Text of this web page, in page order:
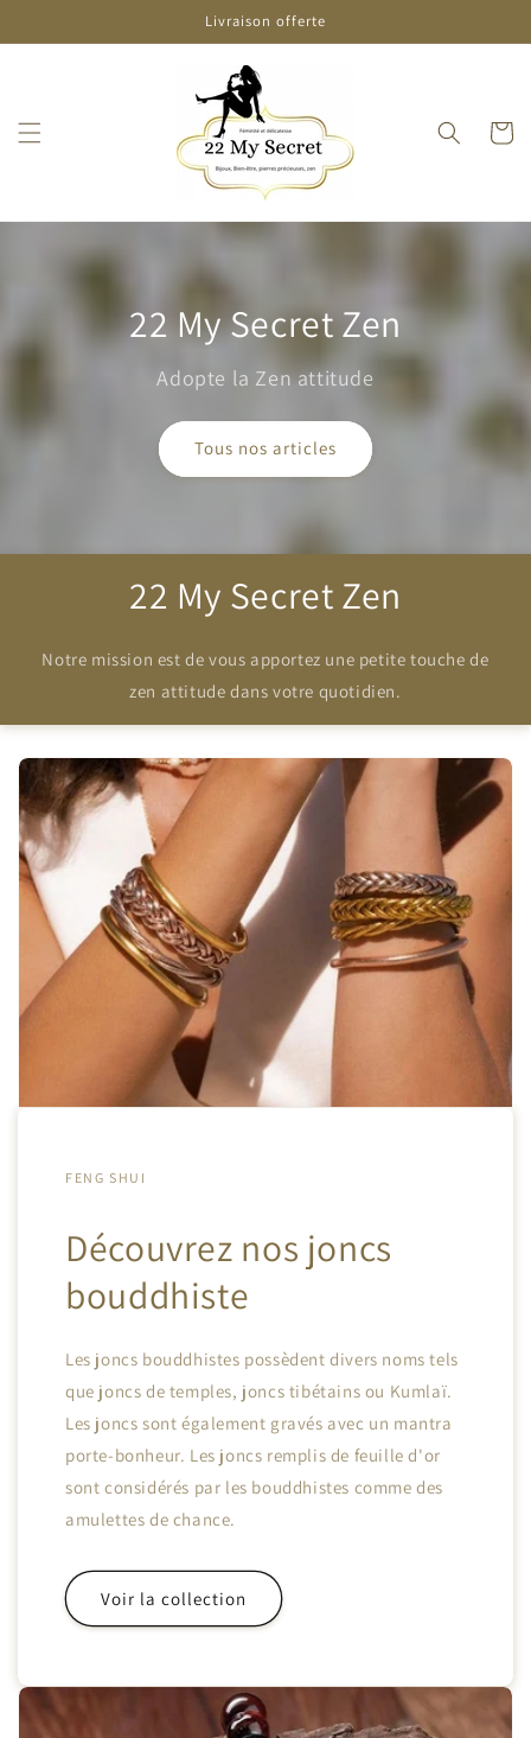
au
Livraison offerte
Panier
22 My Secret Zen
Adopte la Zen attitude
Tous nos articles
22 My Secret Zen
Notre mission est de vous apportez une petite touche de
zen attitude dans votre quotidien.
FENG SHUI
Découvrez nos joncs
bouddhiste
Les joncs bouddhistes possèdent divers noms tels
que joncs de temples, joncs tibétains ou Kumlaï.
Les joncs sont également gravés avec un mantra
porte-bonheur. Les joncs remplis de feuille d'or
sont considérés par les bouddhistes comme des
amulettes de chance.
Voir la collection